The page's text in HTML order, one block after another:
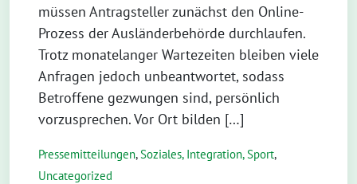
müssen Antragsteller zunächst den Online-
Prozess der Ausländerbehörde durchlaufen.
Trotz monatelanger Wartezeiten bleiben viele
Anfragen jedoch unbeantwortet, sodass
Betroffene gezwungen sind, persönlich
vorzusprechen. Vor Ort bilden […]
Pressemitteilungen,Soziales, Integration, Sport,
Uncategorized